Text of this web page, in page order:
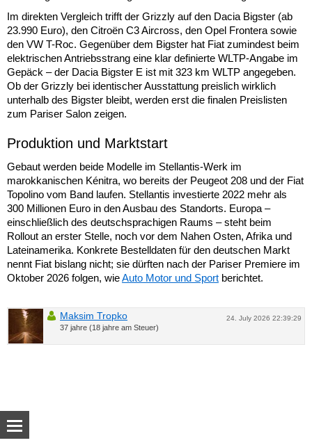
Im direkten Vergleich trifft der Grizzly auf den Dacia Bigster (ab
23.990 Euro), den Citroën C3 Aircross, den Opel Frontera sowie
den VW T-Roc. Gegenüber dem Bigster hat Fiat zumindest beim
elektrischen Antriebsstrang eine klar definierte WLTP-Angabe im
Gepäck – der Dacia Bigster E ist mit 323 km WLTP angegeben.
Ob der Grizzly bei identischer Ausstattung preislich wirklich
unterhalb des Bigster bleibt, werden erst die finalen Preislisten
zum Pariser Salon zeigen.
Produktion und Marktstart
Gebaut werden beide Modelle im Stellantis-Werk im
marokkanischen Kénitra, wo bereits der Peugeot 208 und der Fiat
Topolino vom Band laufen. Stellantis investierte 2022 mehr als
300 Millionen Euro in den Ausbau des Standorts. Europa –
einschließlich des deutschsprachigen Raums – steht beim
Rollout an erster Stelle, noch vor dem Nahen Osten, Afrika und
Lateinamerika. Konkrete Bestelldaten für den deutschen Markt
nennt Fiat bislang nicht; sie dürften nach der Pariser Premiere im
Oktober 2026 folgen, wieAuto Motor und Sport berichtet.
24. July 2026 22:39:29
Maksim Tropko
37 jahre (18 jahre am Steuer)